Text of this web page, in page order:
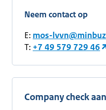
Neem contact op
E: mos-
T: +7 49 579 729 46
Company check